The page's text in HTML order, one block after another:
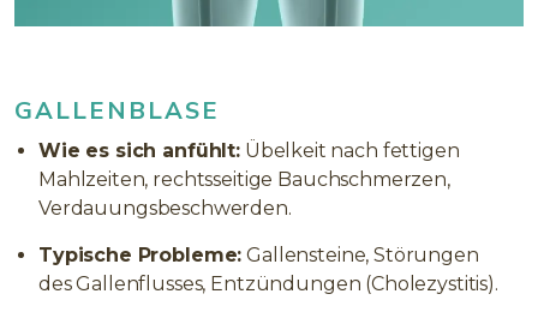
GALLENBLASE
Wie es sich anfühlt: Übelkeit nach fettigen
Mahlzeiten, rechtsseitige Bauchschmerzen,
Verdauungsbeschwerden.
Typische Probleme: Gallensteine, Störungen
des Gallenflusses, Entzündungen (Cholezystitis).